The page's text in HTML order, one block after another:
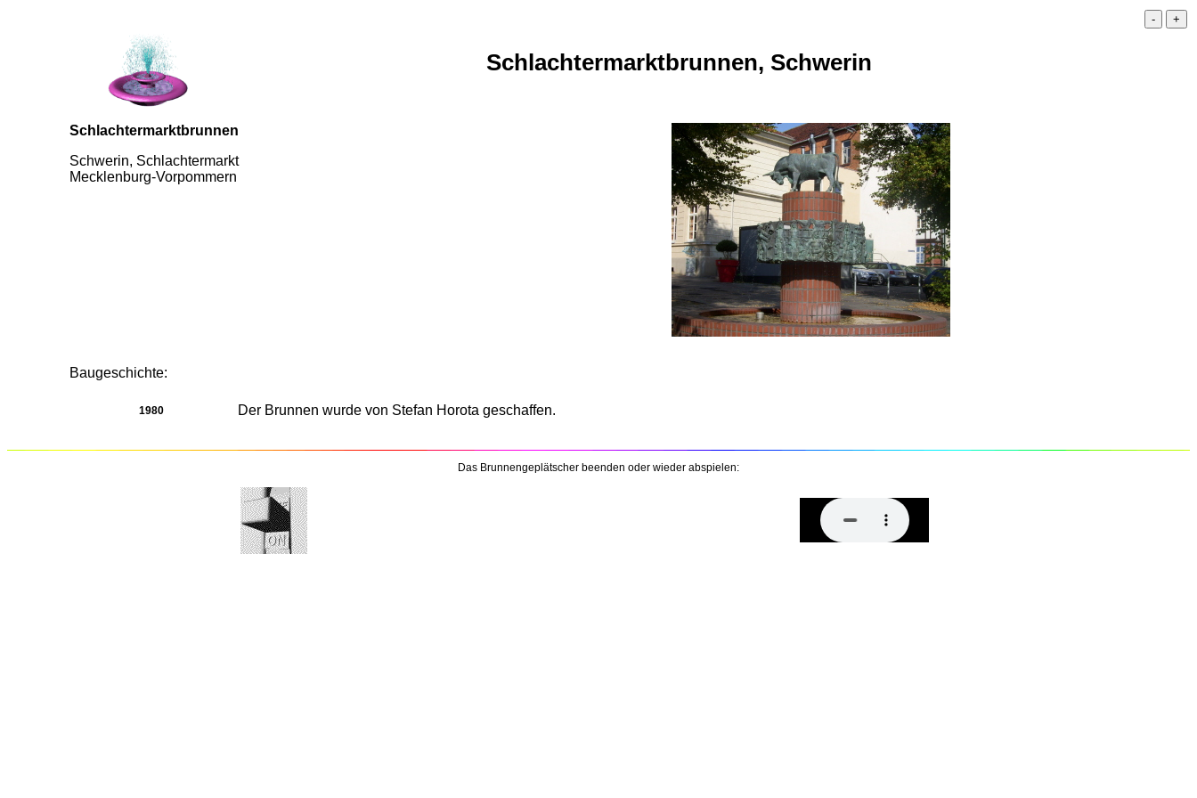
Schlachtermarktbrunnen, Schwerin
Schlachtermarktbrunnen
Schwerin, Schlachtermarkt
Mecklenburg-Vorpommern
Baugeschichte:
1980 Der Brunnen wurde von Stefan Horota geschaffen.
Das Brunnengeplätscher beenden oder wieder abspielen: